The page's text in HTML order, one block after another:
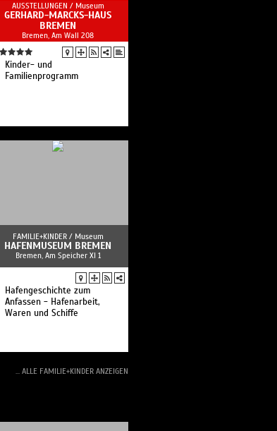
AUSSTELLUNGEN / Museum
GERHARD-MARCKS-HAUS
BREMEN
Bremen, Am Wall 208
Kinder- und
Familienprogramm
FAMILIE+KINDER / Museum
HAFENMUSEUM BREMEN
Bremen, Am Speicher XI 1
Hafengeschichte zum
Anfassen - Hafenarbeit,
Waren und Schiffe
... ALLE FAMILIE+KINDER ANZEIGEN